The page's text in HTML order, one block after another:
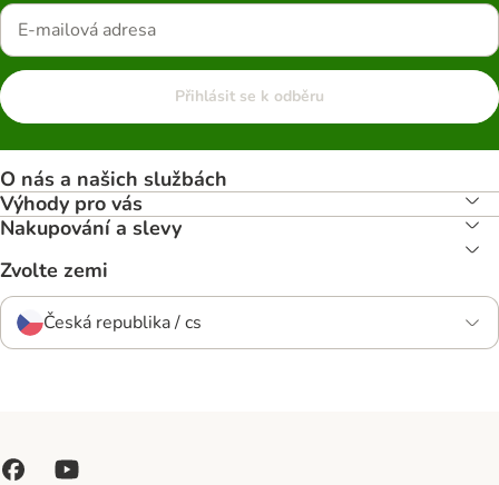
Přihlásit se k odběru
O nás a našich službách
Výhody pro vás
Nakupování a slevy
Zvolte zemi
Česká republika / cs